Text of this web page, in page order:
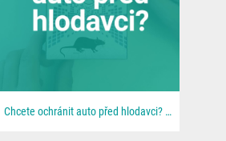
Chcete ochránit auto před hlodavci? 🐀 📦 Všechno najdeš u nás na 👉 dratek.cz #arduino...